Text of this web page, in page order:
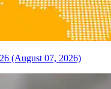
(August 07, 2026)